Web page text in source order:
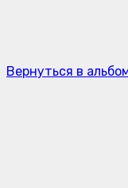
Вернуться в